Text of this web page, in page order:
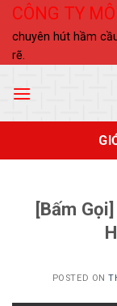
Skip
content
CÔNG TY
chuyên hút hầm
rẽ.
[Bấm
POSTED ON